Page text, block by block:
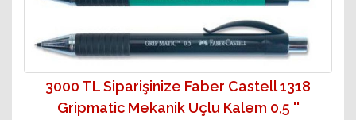
3000 TL Siparişinize Faber Castell 1318
Gripmatic Mekanik Uçlu Kalem 0,5 ''